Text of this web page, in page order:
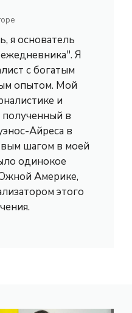
я основатель
Я
с богатым
опытом. Мой
и
в
Айреса в
шагом в моей
одинокое
Америке,
этого